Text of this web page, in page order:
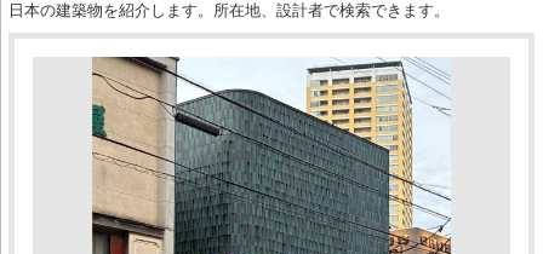
日本の建築物を紹介します。所在地、設計者で検索できます。